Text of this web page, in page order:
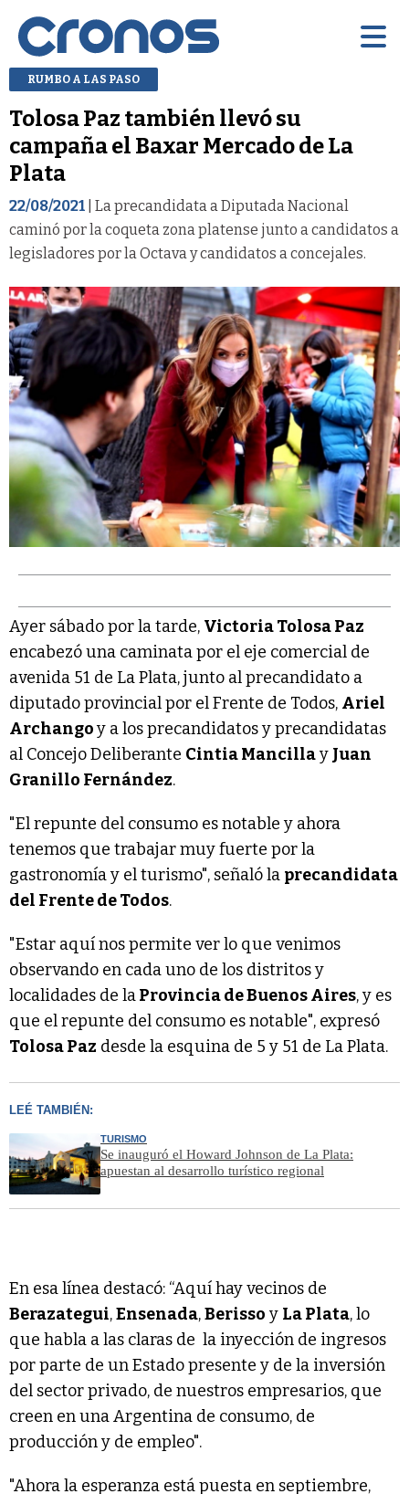
RUMBO A LAS PASO
Tolosa Paz también llevó su
campaña el Baxar Mercado de La
Plata
22/08/2021 | La precandidata a Diputada Nacional
caminó por la coqueta zona platense junto a candidatos a
legisladores por la Octava y candidatos a concejales.
Ayer sábado por la tarde, Victoria Tolosa Paz
encabezó una caminata por el eje comercial de
avenida 51 de La Plata, junto al precandidato a
diputado provincial por el Frente de Todos, Ariel
Archangoy a los precandidatos y precandidatas
al Concejo Deliberante Cintia Mancillay Juan
Granillo Fernández.
"El repunte del consumo es notable y ahora
tenemos que trabajar muy fuerte por la
gastronomía y el turismo", señaló la precandidata
del Frente de Todos.
"Estar aquí nos permite ver lo que venimos
observando en cada uno de los distritos y
localidades de laProvincia de Buenos Aires, y es
que el repunte del consumo es notable", expresó
Tolosa Paz desde la esquina de 5 y 51 de La Plata.
LEÉ TAMBIÉN:
TURISMO
Se inauguró el Howard Johnson de La Plata:
apuestan al desarrollo turístico regional
En esa línea destacó: “Aquí hay vecinos de
Berazategui,Ensenada,Berisso y La Plata, lo
que habla a las claras de la inyección de ingresos
por parte de un Estado presente y de la inversión
del sector privado, de nuestros empresarios, que
creen en una Argentina de consumo, de
producción y de empleo".
"Ahora la esperanza está puesta en septiembre,